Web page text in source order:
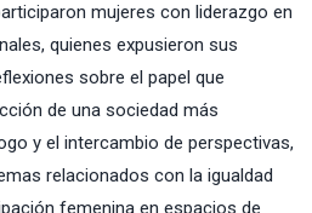
mujeres con liderazgo en
quienes expusieron sus
sobre el papel que
de una sociedad más
y el intercambio de perspectivas,
relacionados con la igualdad
femenina en espacios de